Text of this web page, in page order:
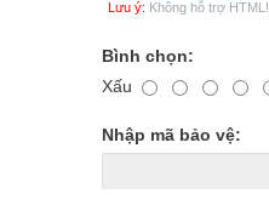
Lưu ý: Không hỗ trợ HTML!
Bình chọn:
Xấu
Nhập mã bảo vệ: